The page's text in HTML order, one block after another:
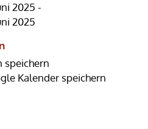
2025 -
2025
speichern
Kalender speichern